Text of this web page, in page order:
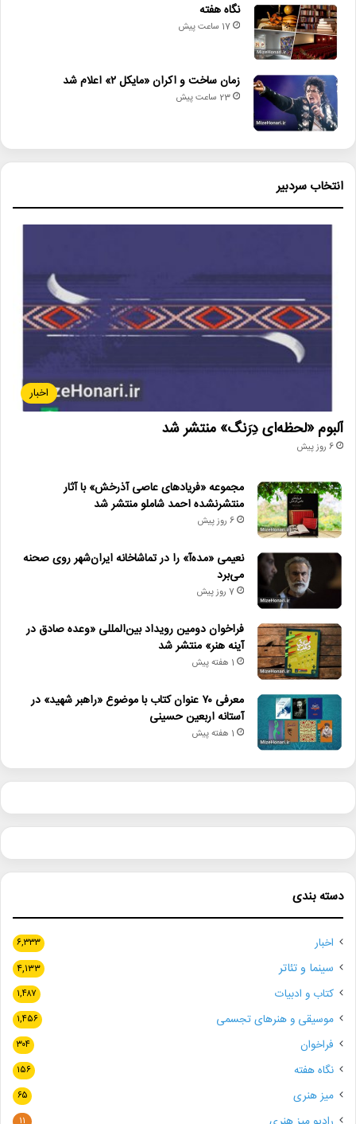
نگاه هفته
17 ساعت پیش
زمان ساخت و اکران «مایکل ۲» اعلام شد
23 ساعت پیش
انتخاب سردبیر
اخبار
آلبوم «لحظه‌ای دِرَنگ» منتشر شد
6 روز پیش
مجموعه «فریادهای عاصی آذرخش» با آثار
منتشرنشده احمد شاملو منتشر شد
6 روز پیش
نعیمی «مده‌آ» را در تماشاخانه ایران‌شهر روی صحنه
می‌برد
7 روز پیش
فراخوان دومین رویداد بین‌المللی «وعده صادق در
آینه هنر» منتشر شد
1 هفته پیش
معرفی ۷۰ عنوان کتاب با موضوع «راهبر شهید» در
آستانه اربعین حسینی
1 هفته پیش
دسته بندی
اخبار ۶,۳۳۳
سینما و تئاتر ۴,۱۳۳
کتاب و ادبیات ۱,۴۸۷
موسیقی و هنرهای تجسمی ۱,۴۵۶
فراخوان ۳۰۴
نگاه هفته ۱۵۶
میز هنری ۶۵